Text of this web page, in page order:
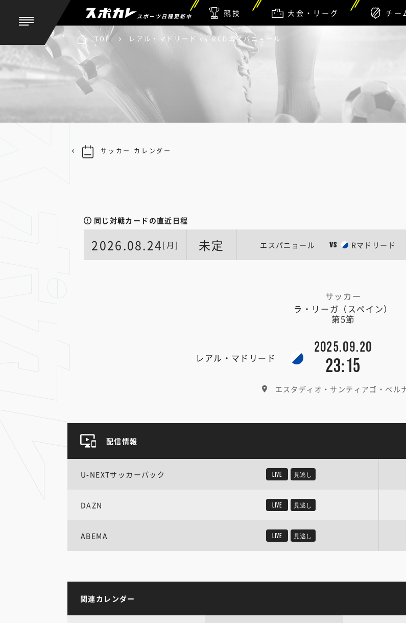
スポーツ日程更新中 競技 大会・リーグ チー
TOP レアル・マドリード vs RCDエスパニョール
同じ対戦カードの直近日程
2026.08.24[月] 未定 エスパニョール VS Rマドリード
サッカー
ラ・リーガ（スペイン）
第5節
レアル・マドリード
2025.09.20
23:15
エスタディオ・サンティアゴ・ベル
サッカー カレンダー
配信情報
U-NEXTサッカーパック LIVE 見逃し
DAZN LIVE 見逃し
ABEMA LIVE 見逃し
関連カレンダー